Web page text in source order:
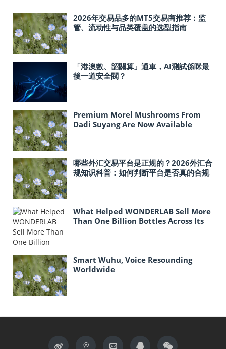
2026年交易品多的MT5交易商推荐：监
管、流动性与品类覆盖的选型指南
「港澳數、韶關算」通車，AI測試係咪最
後一道安全閥？
Premium Morel Mushrooms From
Dadi Suyang Are Now Available
哪些外汇交易平台是正规的？2026外汇合
规知识科普：如何判断平台是否真的合规
What Helped WONDERLAB Sell More
Than One Billion Bottles Across Its
Smart Wuhu, Voice Resounding
Worldwide